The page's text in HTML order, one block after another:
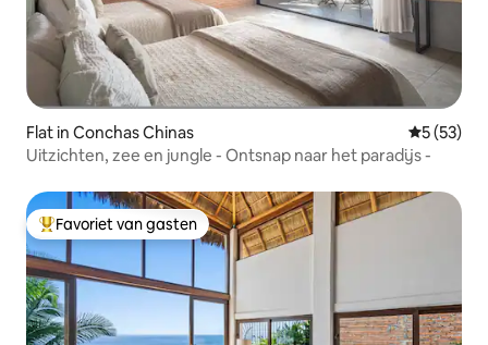
Flat in Conchas Chinas
5 (53)
Uitzichten, zee en jungle - Ontsnap naar het paradijs -
Topfavoriet van gasten
Favoriet van gasten